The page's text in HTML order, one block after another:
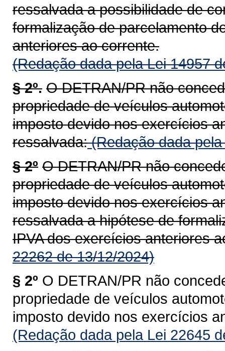
ressalvada a possibilidade de
formalização de parcelamento
anteriores ao corrente.
(Redação dada pela Lei 14957
§ 2º. O DETRAN/PR não
propriedade de veículos
imposto devido nos exercícios
ressalvada:(Redação dada
§ 2º O DETRAN/PR não
propriedade de veículos
imposto devido nos exercícios
ressalvada a hipótese de
IPVA dos exercícios anteriores
22262 de 13/12/2024)
§ 2º O DETRAN/PR não
propriedade de veículos
imposto devido nos exercícios
(Redação dada pela Lei 22645